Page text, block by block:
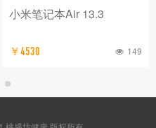
小米笔记本Air 13.3
￥4530 149